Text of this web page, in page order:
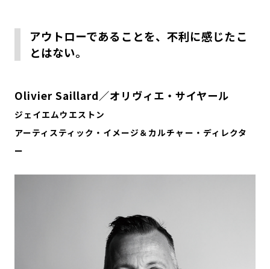
アウトローであることを、不利に感じたこ
とはない。
Olivier Saillard／オリヴィエ・サイヤール
ジェイエムウエストン
アーティスティック・イメージ＆カルチャー・ディレクタ
ー